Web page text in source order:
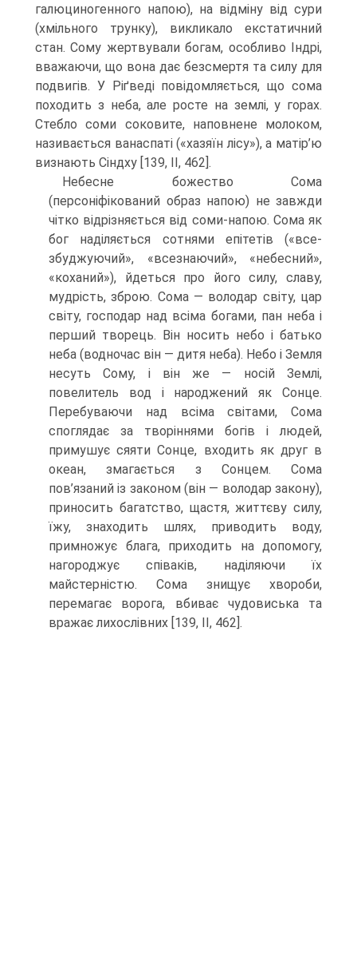
галюциногенного напою), на відміну від сури
(хмільного трунку), викликало екстатичний
стан. Сому жертвували богам, особливо Індрі,
вважаючи, що вона дає безсмертя та силу для
подвигів. У Ріґведі повідомляється, що сома
походить з неба, але росте на землі, у горах.
Стебло соми соковите, наповнене молоком,
називається ванаспаті («хазяїн лісу»), а матір’ю
визнають Сіндху [139, II, 462].
Небесне божество Сома
(персоніфікований образ напою) не завжди
чітко відрізняється від соми-напою. Сома як
бог наділяється сотнями епітетів («все-
збуджуючий», «всезнаючий», «небесний»,
«коханий»), йдеться про його силу, славу,
мудрість, зброю. Сома — володар світу, цар
світу, господар над всіма богами, пан неба і
перший творець. Він носить небо і батько
неба (водночас він — дитя неба). Небо і Земля
несуть Сому, і він же — носій Землі,
повелитель вод і народжений як Сонце.
Перебуваючи над всіма світами, Сома
споглядає за творіннями богів і лю­дей,
примушує сяяти Сонце, входить як друг в
океан, змагається з Сонцем. Сома
пов’язаний із законом (він — володар закону),
приносить багатство, щастя, життєву силу,
їжу, знаходить шлях, приводить воду,
примножує блага, приходить на до­помогу,
нагороджує співаків, наділяючи їх
майстерністю. Сома знищує хвороби,
перемагає ворога, вбиває чудовиська та
вражає лихослівних [139, II, 462].